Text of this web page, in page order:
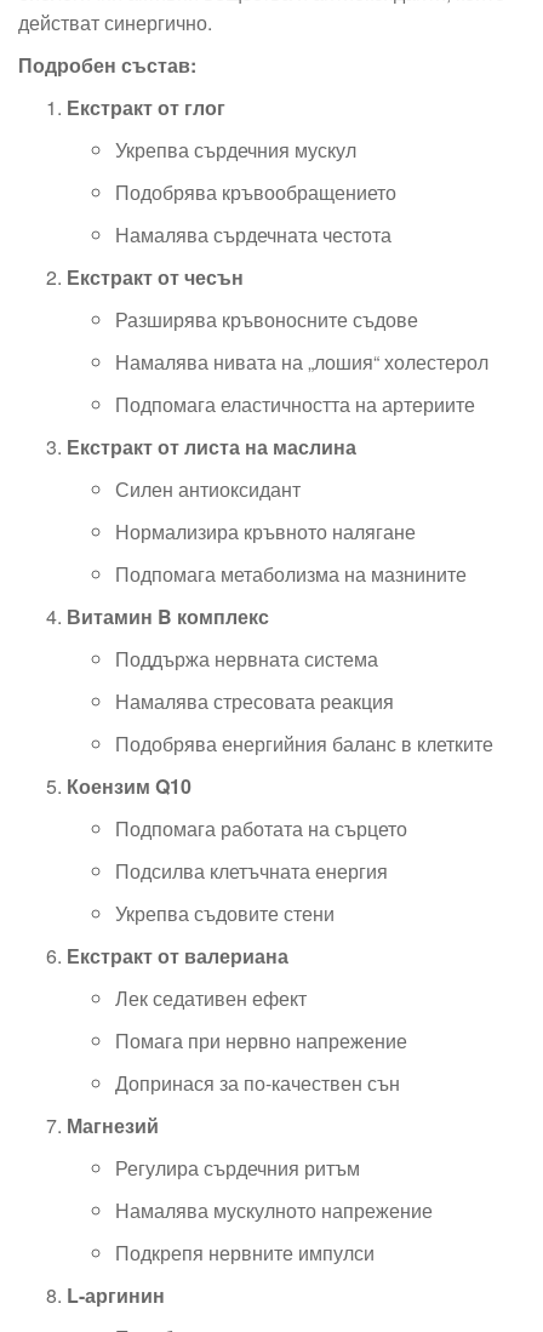
действат синергично.
Подробен състав:
Екстракт от глог
Укрепва сърдечния мускул
Подобрява кръвообращението
Намалява сърдечната честота
Екстракт от чесън
Разширява кръвоносните съдове
Намалява нивата на „лошия“ холестерол
Подпомага еластичността на артериите
Екстракт от листа на маслина
Силен антиоксидант
Нормализира кръвното налягане
Подпомага метаболизма на мазнините
Витамин B комплекс
Поддържа нервната система
Намалява стресовата реакция
Подобрява енергийния баланс в клетките
Коензим Q10
Подпомага работата на сърцето
Подсилва клетъчната енергия
Укрепва съдовите стени
Екстракт от валериана
Лек седативен ефект
Помага при нервно напрежение
Допринася за по-качествен сън
Магнезий
Регулира сърдечния ритъм
Намалява мускулното напрежение
Подкрепя нервните импулси
L-аргинин